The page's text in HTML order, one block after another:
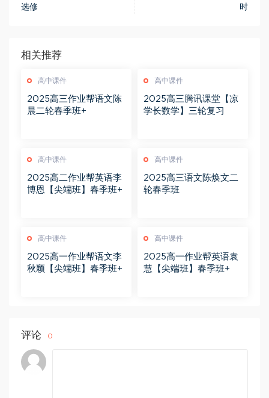
选修
时
相关推荐
高中课件
2025高三作业帮语文陈
晨二轮春季班+
高中课件
2025高三腾讯课堂【凉
学长数学】三轮复习
高中课件
2025高二作业帮英语李
博恩【尖端班】春季班+
高中课件
2025高三语文陈焕文二
轮春季班
高中课件
2025高一作业帮语文李
秋颖【尖端班】春季班+
高中课件
2025高一作业帮英语袁
慧【尖端班】春季班+
评论 0